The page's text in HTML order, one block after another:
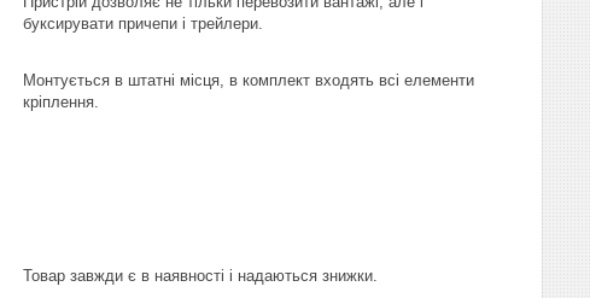
буксирувати причепи і трейлери.
Монтується в штатні місця, в комплект входять всі елементи
кріплення.
Товар завжди є в наявності і надаються знижки.